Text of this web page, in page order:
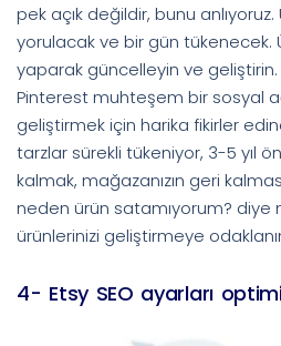
pek açık değildir, bunu
yorulacak ve bir gün tükenecek.
yaparak güncelleyin ve
Pinterest muhteşem bir sosyal
geliştirmek için harika fikirler
tarzlar sürekli tükeniyor, 3-5 yıl
kalmak, mağazanızın geri
neden ürün satamıyorum? diye
ürünlerinizi geliştirmeye
4- Etsy SEO ayarları